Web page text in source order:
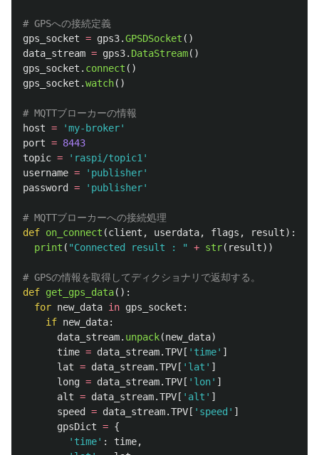
gps_socket = gps3.GPSDSocket ()
data_stream = gps3. DataStream()
gps_socket . connect ()
gps_socket .watch()
host = 'my-broker'
port = 8443
topic = ' raspi/topic1 '
username = ' publisher'
password
= ' publisher'
def on_connect (client , userdata, flags , result):
print ( "Connected result : " + str( result))
def get_gps_data():
for new_data in gps_socket :
if new_data:
data_stream. unpack(new_data)
time = data_stream.TPV [ ' time' ]
lat = data_stream.TPV [ ' lat ' ]
long = data_stream.TPV [ ' lon' ]
alt = data_stream.TPV [ ' alt ' ]
speed
= data_stream.TPV [ ' speed ' ]
gpsDict = {
' time' : time,